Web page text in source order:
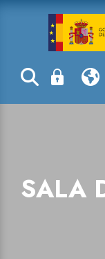
La
SALA